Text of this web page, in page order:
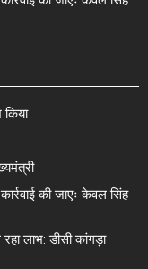
किया
की जाएः केवल सिंह
लाभ: डीसी कांगड़ा